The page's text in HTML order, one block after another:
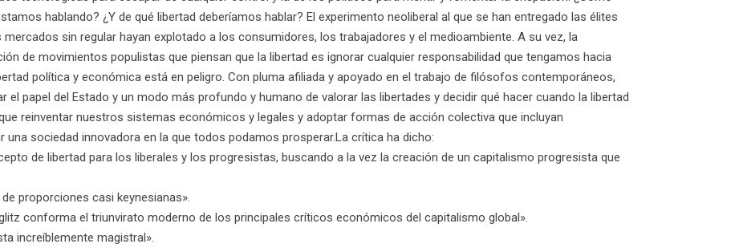
hablando? ¿Y de qué libertad deberíamos hablar? El experimento neoliberal al que se han entregado las élites
sin regular hayan explotado a los consumidores, los trabajadores y el medioambiente. A su vez, la
de movimientos populistas que piensan que la libertad es ignorar cualquier responsabilidad que tengamos hacia
política y económica está en peligro. Con pluma afiliada y apoyado en el trabajo de filósofos contemporáneos,
el papel del Estado y un modo más profundo y humano de valorar las libertades y decidir qué hacer cuando la libertad
reinventar nuestros sistemas económicos y legales y adoptar formas de acción colectiva que incluyan
sociedad innovadora en la que todos podamos prosperar.La crítica ha dicho:
de libertad para los liberales y los progresistas, buscando a la vez la creación de un capitalismo progresista que
proporciones casi keynesianas».
conforma el triunvirato moderno de los principales críticos económicos del capitalismo global».
increíblemente magistral».